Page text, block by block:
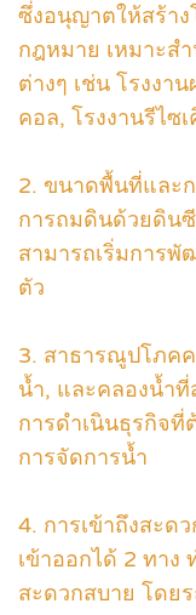
ซึ่งอนุญาตให้สร้าง
กฎหมาย เหมาะส
ต่างๆ เช่น โรงงา
คอล, โรงงานรีไซ
2. ขนาดพื้นที่และ
การถมดินด้วยดิน
สามารถเริ่มการ
ตัว
3. สาธารณูปโภค
น้ำ, และคลองน้ำ
การดำเนินธุรกิจที่
การจัดการน้ำ
4. การเข้าถึงสะ
เข้าออกได้ 2 ทาง
สะดวกสบาย โดย